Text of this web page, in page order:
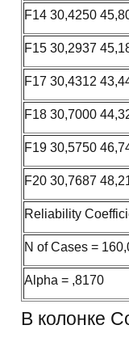
F14 30,4250
F15 30,2937
F17 30,4312
F18 30,7000
F19 30,5750
F20 30,7687
Reliability
N of Cases =
Alpha = ,8170
В колонке